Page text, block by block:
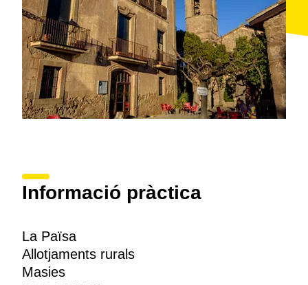
Informació pràctica
La Païsa
Allotjaments rurals
Masies